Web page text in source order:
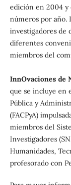
edición en 2004 y
números por año.
investigadores de
diferentes
miembros del
InnOvaciones de
que se incluye en
Pública y
(FACPyA)
miembros del
Investigadores
Humanidades,
profesorado con